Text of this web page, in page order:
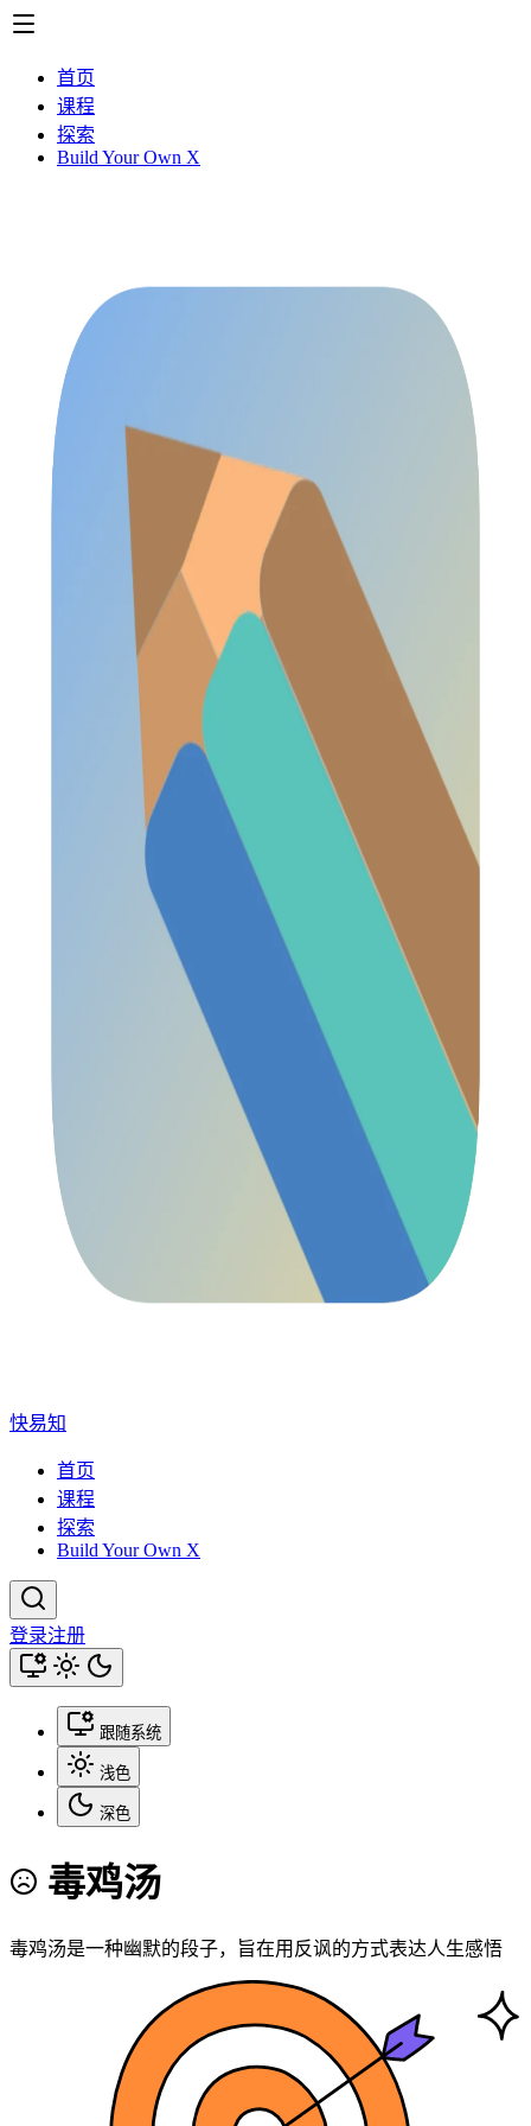
首页
课程
探索
Build Your Own X
快易知
首页
课程
探索
Build Your Own X
登录注册
跟随系统
浅色
深色
毒鸡汤
毒鸡汤是一种幽默的段子，旨在用反讽的方式表达人生感悟